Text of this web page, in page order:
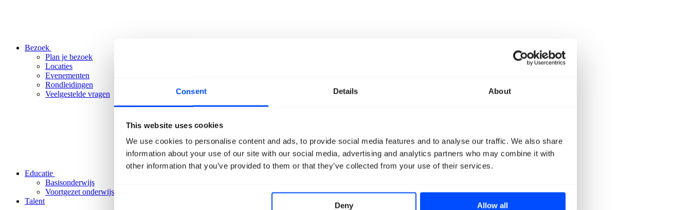
Consent Details About
This website uses cookies
We use cookies to personalise content and ads, to provide social media features and to analyse our traffic. We also share
information about your use of our site with our social media, advertising and analytics partners who may combine it with
other information that you’ve provided to them or that they’ve collected from your use of their services.
Deny Allow all
Bezoek
Plan je bezoek
Locaties
Evenementen
Rondleidingen
Veelgestelde vragen
Educatie
Basisonderwijs
Voortgezet onderwijs
Talent